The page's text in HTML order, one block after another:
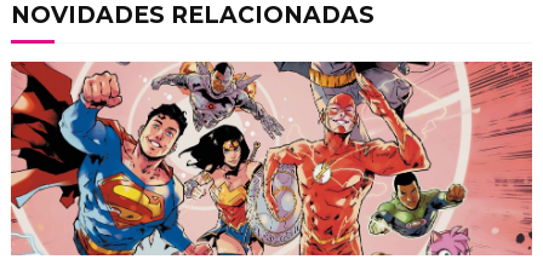
NOVIDADES RELACIONADAS